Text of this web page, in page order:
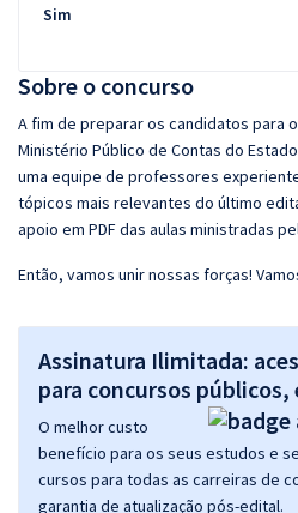
Sobre o concurso
A fim de preparar os candidatos para
Ministério Público de Contas do
uma equipe de professores
tópicos mais relevantes do último
apoio em PDF das aulas ministradas
Então, vamos unir nossas forças!
Assinatura Ilimitada:
para concursos
O melhor custo
benefício para os seus estudos e
cursos para todas as carreiras de
garantia de atualização pós-edital.
Sim